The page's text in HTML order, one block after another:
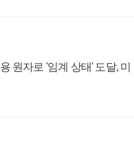
원자로 '임계 상태' 도달, 미